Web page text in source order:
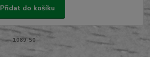
Přidat do košíku
1089-50